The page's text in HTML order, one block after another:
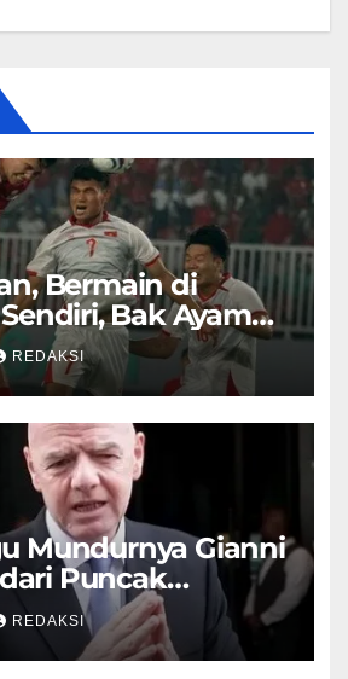
Bermain di
Bak Ayam
Indonesia
Vietnam
REDAKSI
Mundurnya Gianni
Puncak
FIFA
REDAKSI